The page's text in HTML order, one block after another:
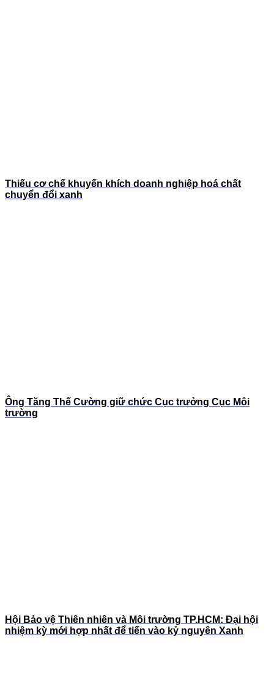
Thiếu cơ chế khuyến khích doanh nghiệp hoá chất
chuyển đổi xanh
Ông Tăng Thế Cường giữ chức Cục trưởng Cục Môi
trường
Hội Bảo vệ Thiên nhiên và Môi trường TP.HCM: Đại hội
nhiệm kỳ mới hợp nhất để tiến vào kỷ nguyên Xanh